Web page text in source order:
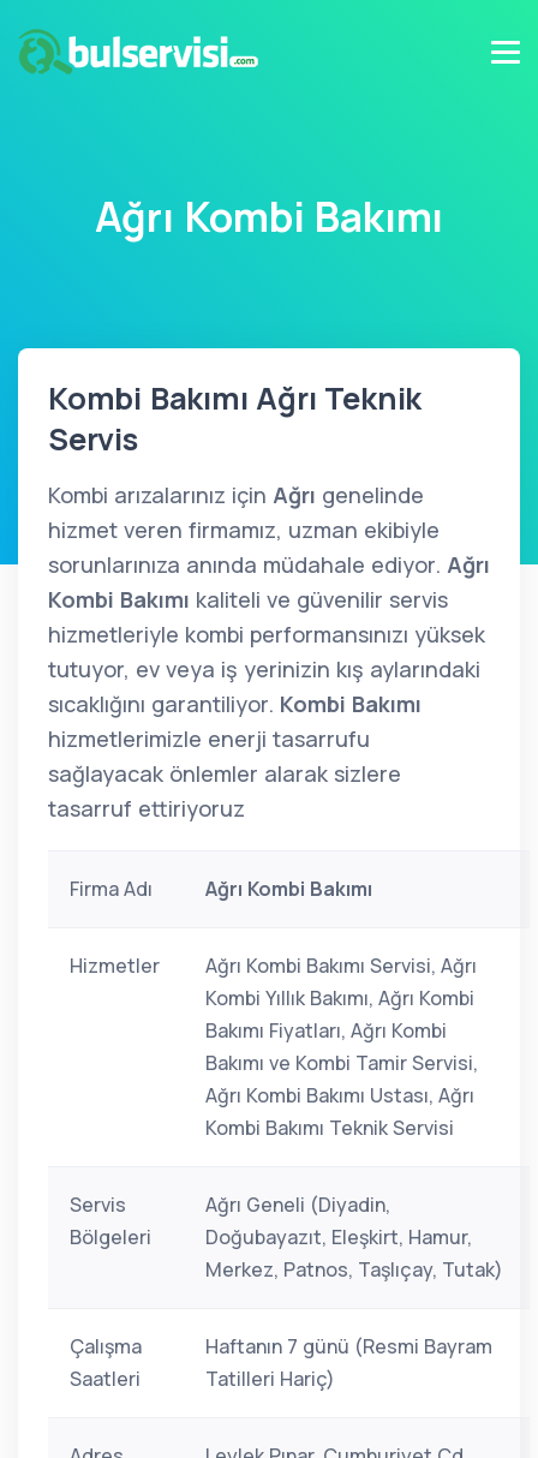
Ağrı Kombi Bakımı
Kombi Bakımı Ağrı Teknik
Servis
Kombi arızalarınız için Ağrı genelinde
hizmet veren firmamız, uzman ekibiyle
sorunlarınıza anında müdahale ediyor. Ağrı
Kombi Bakımı kaliteli ve güvenilir servis
hizmetleriyle kombi performansınızı yüksek
tutuyor, ev veya iş yerinizin kış aylarındaki
sıcaklığını garantiliyor. Kombi Bakımı
hizmetlerimizle enerji tasarrufu
sağlayacak önlemler alarak sizlere
tasarruf ettiriyoruz
Firma Adı Ağrı Kombi Bakımı
Hizmetler
Ağrı Kombi Bakımı Servisi, Ağrı
Kombi Yıllık Bakımı, Ağrı Kombi
Bakımı Fiyatları, Ağrı Kombi
Bakımı ve Kombi Tamir Servisi,
Ağrı Kombi Bakımı Ustası, Ağrı
Kombi Bakımı Teknik Servisi
Servis
Bölgeleri
Ağrı Geneli (Diyadin,
Doğubayazıt, Eleşkirt, Hamur,
Merkez, Patnos, Taşlıçay, Tutak)
Çalışma
Saatleri
Haftanın 7 günü (Resmi Bayram
Tatilleri Hariç)